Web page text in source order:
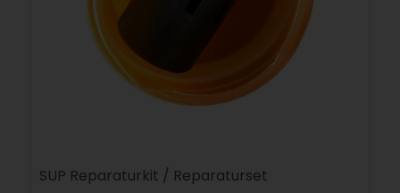
SUP Reparaturkit / Reparaturset